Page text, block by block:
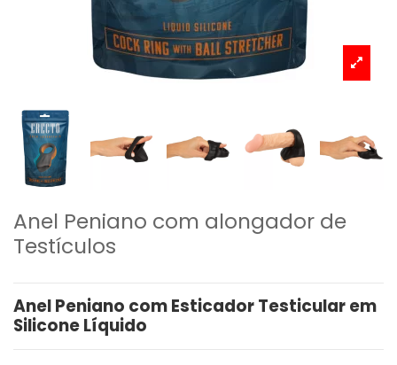
Anel Peniano com alongador de
Testículos
Anel Peniano com Esticador Testicular em
Silicone Líquido